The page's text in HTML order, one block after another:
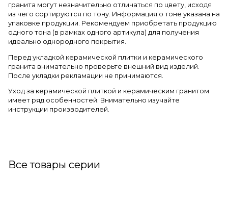
гранита могут незначительно отличаться по цвету, исходя
из чего сортируются по тону. Информация о тоне указана на
упаковке продукции. Рекомендуем приобретать продукцию
одного тона (в рамках одного артикула) для получения
идеально однородного покрытия.
Перед укладкой керамической плитки и керамического
гранита внимательно проверьте внешний вид изделий.
После укладки рекламации не принимаются.
Уход за керамической плиткой и керамическим гранитом
имеет ряд особенностей. Внимательно изучайте
инструкции производителей.
Все товары серии